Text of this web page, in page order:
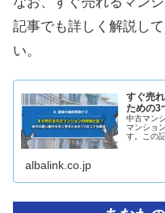
記事でも詳しく解説し
い。
すぐ売
ための3
中古マン
マンショ
す。この
albalink.co.jp